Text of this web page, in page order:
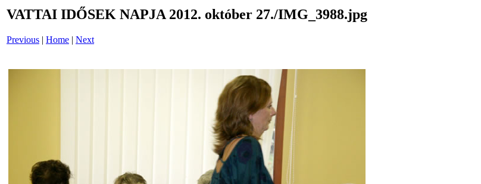
VATTAI IDŐSEK NAPJA 2012. október 27./IMG_3988.jpg
Previous | Home | Next